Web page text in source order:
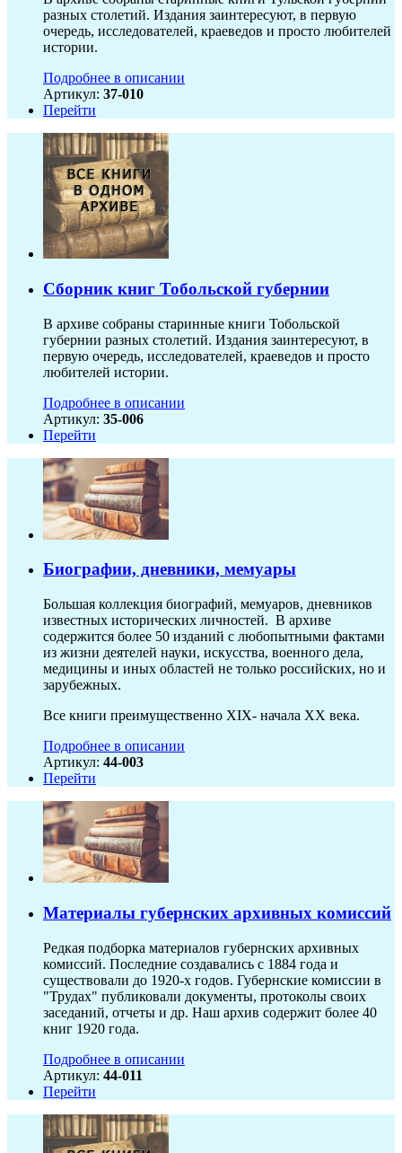
разных столетий. Издания заинтересуют, в первую
очередь, исследователей, краеведов и просто любителей
истории.
Подробнее в описании
Артикул: 37-010
Перейти
Сборник книг Тобольской губернии
В архиве собраны старинные книги Тобольской
губернии разных столетий. Издания заинтересуют, в
первую очередь, исследователей, краеведов и просто
любителей истории.
Подробнее в описании
Артикул: 35-006
Перейти
Биографии, дневники, мемуары
Большая коллекция биографий, мемуаров, дневников
известных исторических личностей. В архиве
содержится более 50 изданий с любопытными фактами
из жизни деятелей науки, искусства, военного дела,
медицины и иных областей не только российских, но и
зарубежных.
Все книги преимущественно XIX- начала XX века.
Подробнее в описании
Артикул: 44-003
Перейти
Материалы губернских архивных комиссий
Редкая подборка материалов губернских архивных
комиссий. Последние создавались с 1884 года и
существовали до 1920-х годов. Губернские комиссии в
"Трудах" публиковали документы, протоколы своих
заседаний, отчеты и др. Наш архив содержит более 40
книг 1920 года.
Подробнее в описании
Артикул: 44-011
Перейти